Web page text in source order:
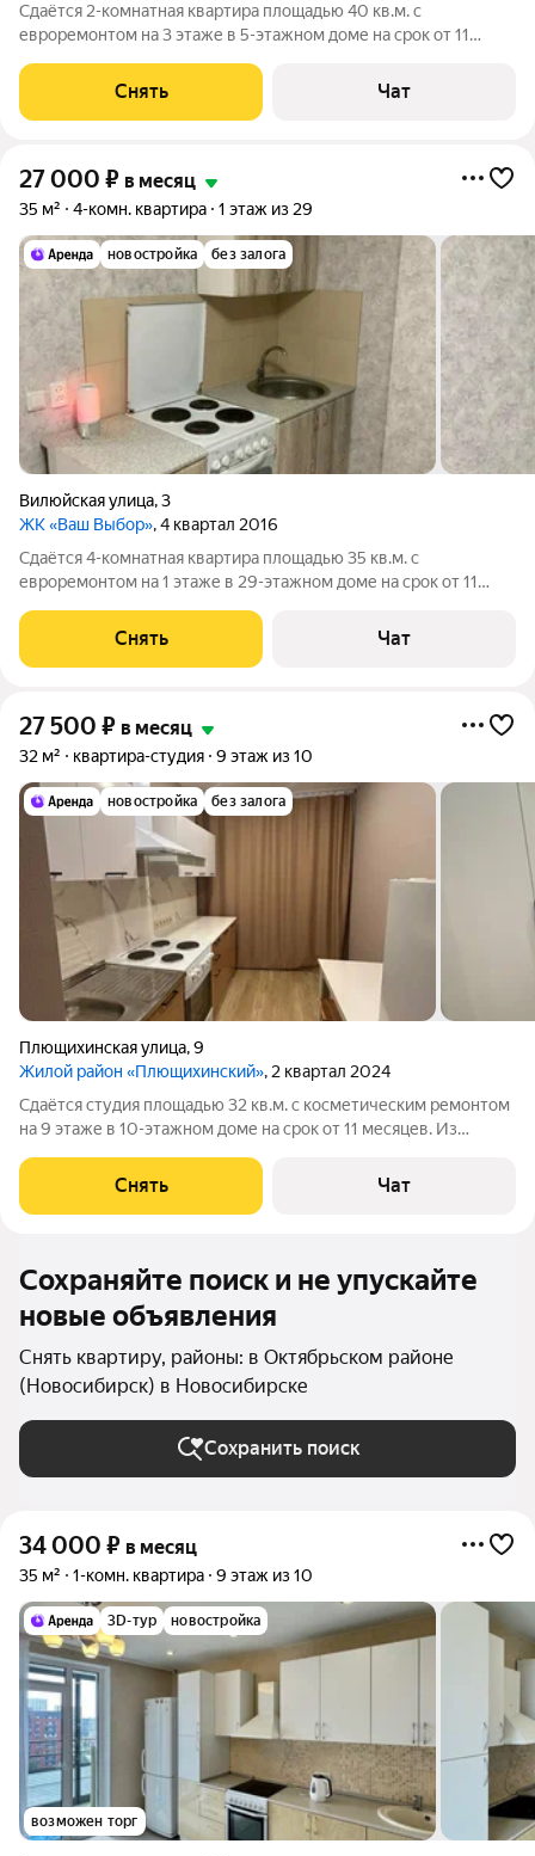
Сдаётся 2-комнатная квартира площадью 40 кв.м. с
евроремонтом на 3 этаже в 5-этажном доме на срок от 11
Стиральная машина Холодильник Посудомоечная машина
Кондиционер Бойлер Микроволновка
Снять Чат
27 000 ₽ в месяц
35 м² 4-комн. квартира 1 этаж из 29
новостройка без залога
Вилюйская улица,3
ЖК «Ваш Выбор», 4 квартал 2016
Сдаётся 4-комнатная квартира площадью 35 кв.м. с
евроремонтом на 1 этаже в 29-этажном доме на срок от 11
Холодильник Дом - монолитный. Коммунальные услуги по
счетчикам оплачиваются
Снять Чат
27 500 ₽ в месяц
32 м² квартира-студия 9 этаж из 10
новостройка без залога
Плющихинская улица,9
Жилой район «Плющихинский», 2 квартал 2024
Сдаётся студия площадью 32 кв.м. с косметическим ремонтом
на 9 этаже в 10-этажном доме на срок от 11 месяцев. Из
Холодильник Бойлер В ванной комнате тёплый пол. Дом -
панельный, окна выходят
Снять Чат
Сохраняйте поиск и не упускайте
новые объявления
Снять квартиру, районы: в Октябрьском районе
(Новосибирск) в Новосибирске
Сохранить поиск
34 000 ₽ в месяц
35 м² 1-комн. квартира 9 этаж из 10
3D-тур новостройка
возможен торг